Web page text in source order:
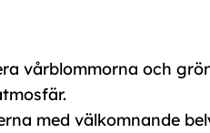
vårblommorna och
med välkomnande